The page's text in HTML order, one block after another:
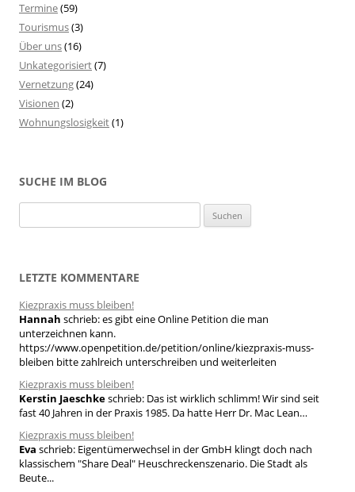
Termine(59)
Tourismus(3)
Über uns(16)
Unkategorisiert(7)
Vernetzung(24)
Visionen (2)
Wohnungslosigkeit(1)
SUCHE IM BLOG
u
n
n
a
c
h
:
LETZTE KOMMENTARE
Kiezpraxis muss bleiben!
Hannah schrieb:es gibt eine Online Petition die man
unterzeichnen kann.
https://www.openpetition.de/petition/online/kiezpraxis-muss-
bleiben bitte zahlreich unterschreiben und weiterleiten
Kiezpraxis muss bleiben!
Kerstin Jaeschkeschrieb: Das ist wirklich schlimm! Wir sind seit
fast 40 Jahren in der Praxis 1985. Da hatte Herr Dr. Mac Lean…
Kiezpraxis muss bleiben!
Eva schrieb: Eigentümerwechsel in der GmbH klingt doch nach
klassischem "Share Deal" Heuschreckenszenario. Die Stadt als
Beute...